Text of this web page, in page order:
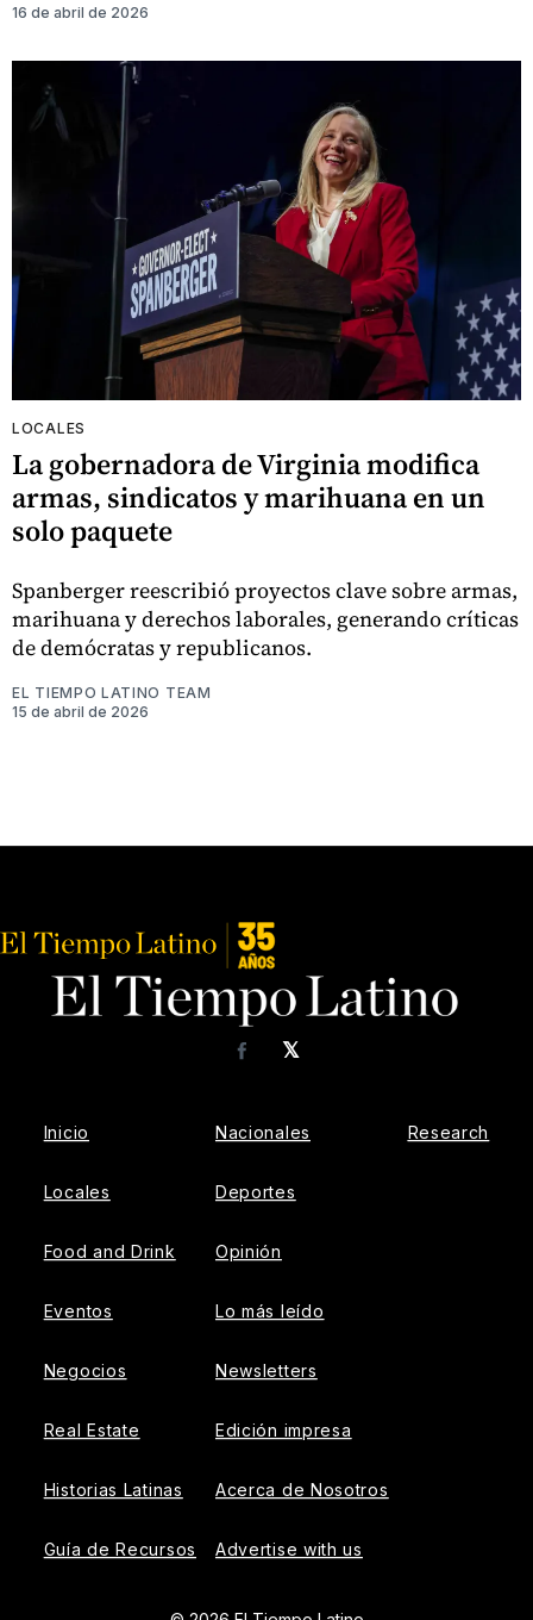
16 de abril de 2026
LOCALES
La gobernadora de Virginia modifica
armas, sindicatos y marihuana en un
solo paquete
Spanberger reescribió proyectos clave sobre armas,
marihuana y derechos laborales, generando críticas
de demócratas y republicanos.
EL TIEMPO LATINO TEAM
15 de abril de 2026
𝕏
Facebook
Inicio
Locales
Food and Drink
Eventos
Negocios
Real Estate
Historias Latinas
Guía de Recursos
Nacionales
Deportes
Opinión
Lo más leído
Newsletters
Edición impresa
Acerca de Nosotros
Advertise with us
Research